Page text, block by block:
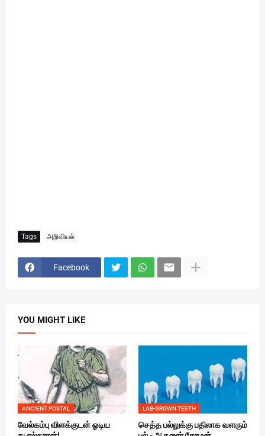
Tags அறிவியல்
Facebook
YOU MIGHT LIKE
ANCIENT POSTAL
வேல்கம்பு விளக்குடன் ஓடிய
LAB-GROWN TEETH
செத்த பல்லுக்கு பதிலாக வளரும்